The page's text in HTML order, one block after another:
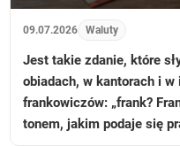
09.07.2026 Waluty
Jest takie zdanie, które
obiadach, w kantorach i
frankowiczów: „frank?
tonem, jakim podaje się